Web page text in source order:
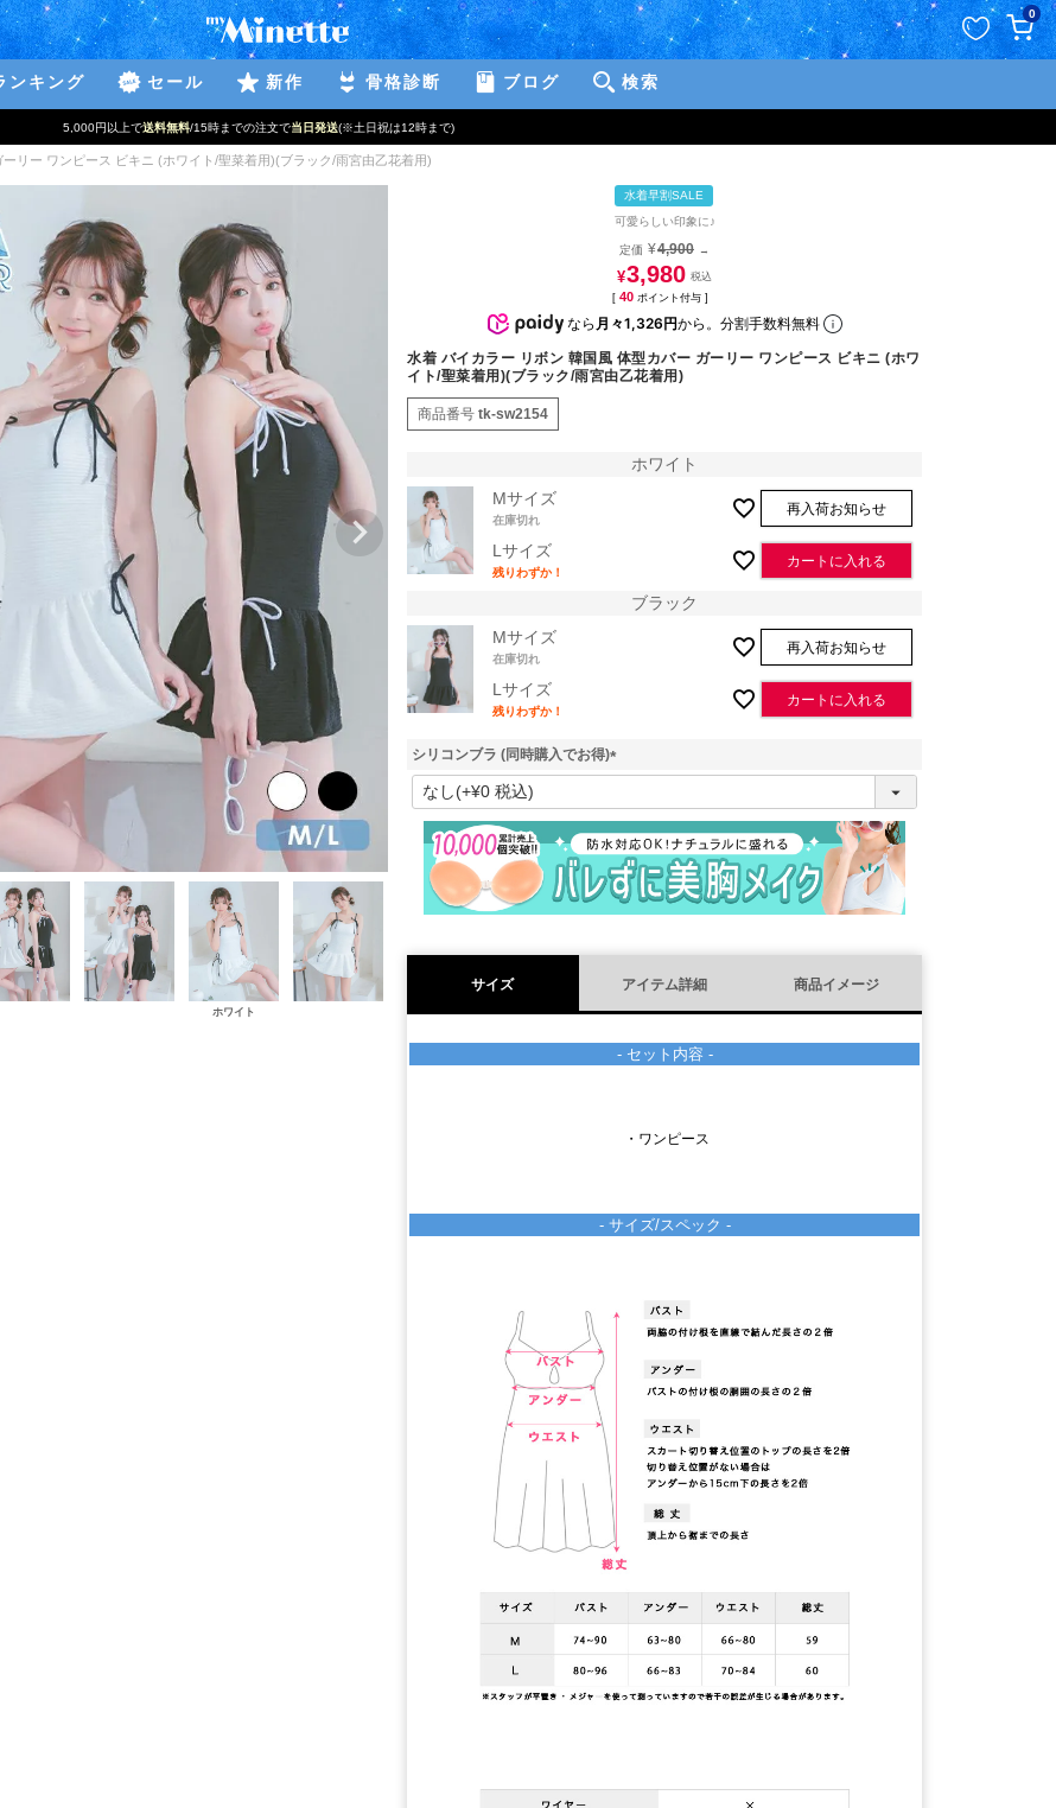
0
ンキング セール 新作 骨格診断 ブログ 検索
5,000円以上で送料無料/15時までの注文で当日発送(※土日祝は12時まで)
リー ワンピース ビキニ (ホワイト/聖菜着用)(ブラック/雨宮由乙花着用)
ホワイト ブラック
水着早割SALE
可愛らしい印象に♪
定価 ¥4,900 →
¥3,980
[ 40 ポイント付与 ]
なら 月々1,326円から。分割手数料無料
水着 バイカラー リボン 韓国風 体型カバー ガーリー ワンピース ビキニ (ホワ
イト/聖菜着用)(ブラック/雨宮由乙花着用)
商品番号 tk-sw2154
ホワイト
Mサイズ
在庫切れ
再入荷お知らせ
Lサイズ
残りわずか！
カートに入れる
ブラック
Mサイズ
在庫切れ
再入荷お知らせ
Lサイズ
残りわずか！
カートに入れる
シリコンブラ (同時購入でお得)
(
須
)
サイズ アイテム詳細 商品イメージ
- セット内容 -
・ワンピース
- サイズ/スペック -
ペー
ジト
ップ